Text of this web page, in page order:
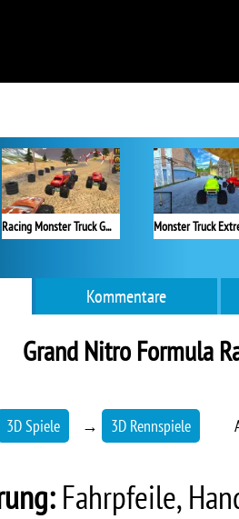
Racing Monster Truck Game 3D
Kommentare
Grand Nitro Formula
3D Spiele → 3D Rennspiele
Fahrpfeile,